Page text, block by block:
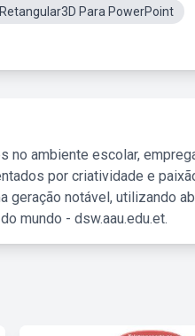
Para PowerPoint
no ambiente escolar,
por criatividade e
geração notável, utilizando
mundo - dsw.aau.edu.et.